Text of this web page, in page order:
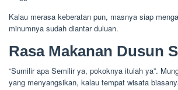
Kalau merasa keberatan pun, masnya siap
minumnya sudah diantar duluan.
Rasa Makanan Dusun
“Sumilir apa Semilir ya, pokoknya itulah ya”.
yang menyangsikan, kalau tempat wisata